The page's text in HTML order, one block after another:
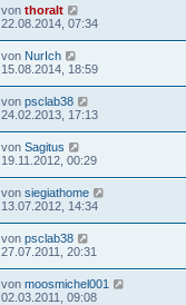
von thoralt
22.08.2014, 07:34
von NurIch
15.08.2014, 18:59
von psclab38
24.02.2013, 17:13
von Sagitus
19.11.2012, 00:29
von siegiathome
13.07.2012, 14:34
von psclab38
27.07.2011, 20:31
von moosmichel001
02.03.2011, 09:08